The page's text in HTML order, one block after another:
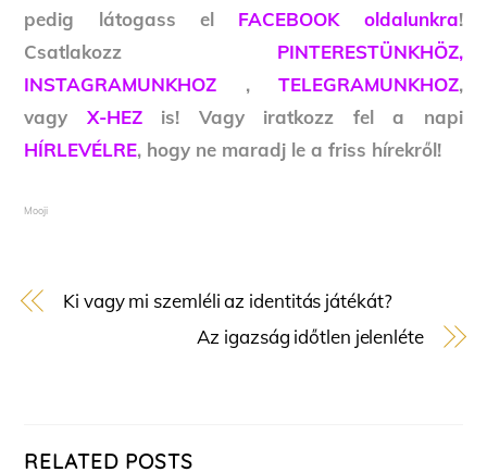
pedig látogass el FACEBOOK oldalunkra!
Csatlakozz PINTERESTÜNKHÖZ,
INSTAGRAMUNKHOZ , TELEGRAMUNKHOZ,
vagy X-HEZis! Vagy iratkozz fel a napi
HÍRLEVÉLRE, hogy ne maradj le a friss hírekről!
Mooji
Ki vagy mi szemléli az identitás játékát?
Az igazság időtlen jelenléte
RELATED POSTS